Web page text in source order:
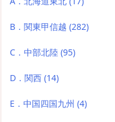
B．関東甲信越 (282)
C．中部北陸 (95)
D．関西 (14)
E．中国四国九州 (4)